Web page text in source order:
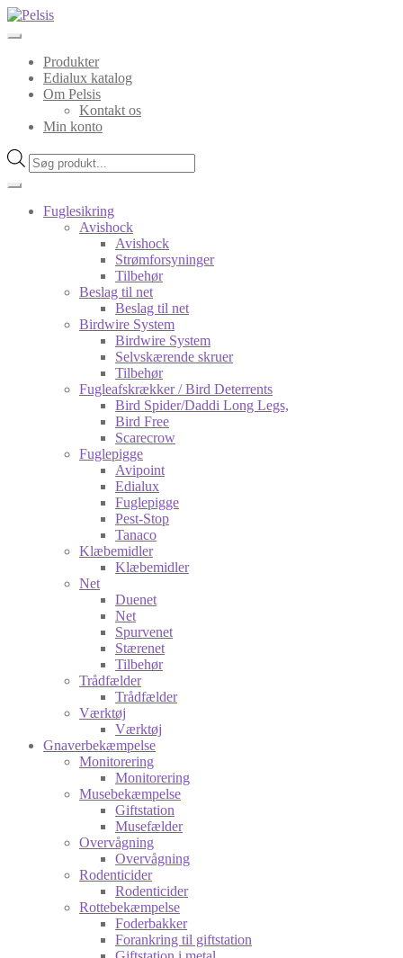
Spring
Spring
Produkter
Edialux katalog
Om Pelsis
Kontakt os
Min konto
Products
search
Fuglesikring
Avishock
Avishock
Strømforsyninger
Tilbehør
Beslag til net
Beslag til net
Birdwire System
Birdwire System
Selvskærende skruer
Tilbehør
Fugleafskrækker / Bird Deterrents
Bird Spider/Daddi Long Legs,
Bird Free
Scarecrow
Fuglepigge
Avipoint
Edialux
Fuglepigge
Pest-Stop
Tanaco
Klæbemidler
Klæbemidler
Net
Duenet
Net
Spurvenet
Stærenet
Tilbehør
Trådfælder
Trådfælder
Værktøj
Værktøj
Gnaverbekæmpelse
Monitorering
Monitorering
Musebekæmpelse
Giftstation
Musefælder
Overvågning
Overvågning
Rodenticider
Rodenticider
Rottebekæmpelse
Foderbakker
Forankring til giftstation